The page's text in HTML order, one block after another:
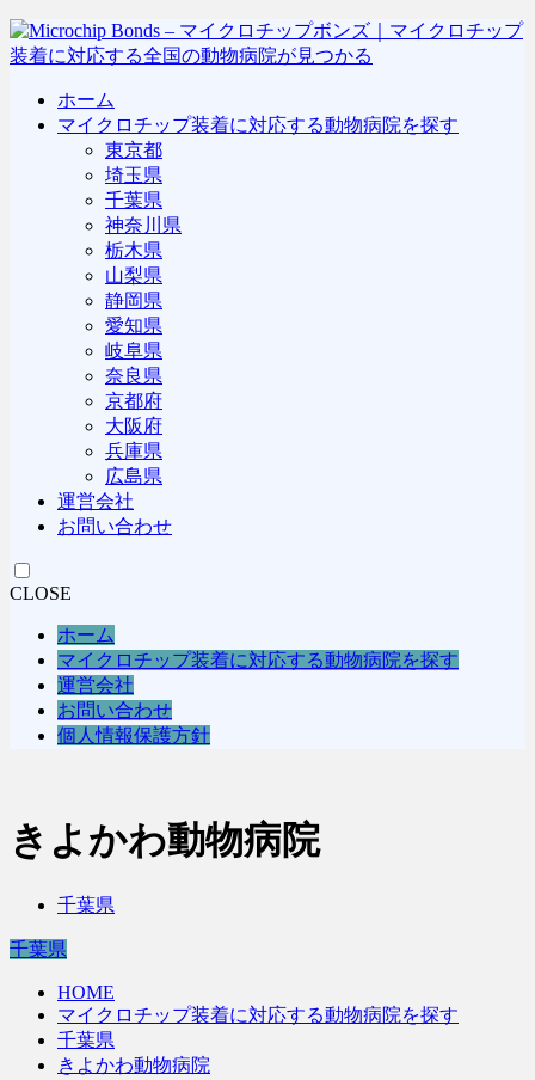
ホーム
マイクロチップ装着に対応する動物病院を探す
東京都
埼玉県
千葉県
神奈川県
栃木県
山梨県
静岡県
愛知県
岐阜県
奈良県
京都府
大阪府
兵庫県
広島県
運営会社
お問い合わせ
CLOSE
ホーム
マイクロチップ装着に対応する動物病院を探す
運営会社
お問い合わせ
個人情報保護方針
きよかわ動物病院
千葉県
千葉県
HOME
マイクロチップ装着に対応する動物病院を探す
千葉県
きよかわ動物病院